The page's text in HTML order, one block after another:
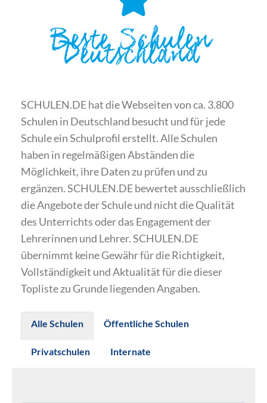
Beste Schulen
Deutschland
SCHULEN.DE hat die Webseiten von ca. 3.800
Schulen in Deutschland besucht und für jede
Schule ein Schulprofil erstellt. Alle Schulen
haben in regelmäßigen Abständen die
Möglichkeit, ihre Daten zu prüfen und zu
ergänzen. SCHULEN.DE bewertet ausschließlich
die Angebote der Schule und nicht die Qualität
des Unterrichts oder das Engagement der
Lehrerinnen und Lehrer. SCHULEN.DE
übernimmt keine Gewähr für die Richtigkeit,
Vollständigkeit und Aktualität für die dieser
Topliste zu Grunde liegenden Angaben.
Alle Schulen Öffentliche Schulen
Privatschulen Internate